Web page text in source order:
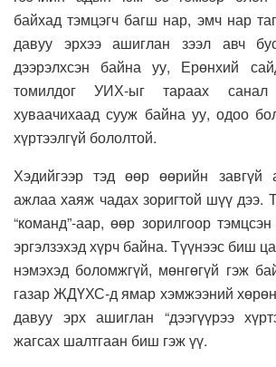
байхад тэмцэгч багш нар, эмч нар
давуу эрхээ ашиглан зээл авч
дээрэлхсэн байна уу, Ерөнхий
томилдог УИХ-ыг тараах
хуваачихаад сууж байна уу, одоо
хүртээлгүй бололтой.
Хэдийгээр тэд өөр өөрийн завгүй
ажлаа хаяж чадах зоригтой шүү дээ.
“команд”-аар, өөр зорилгоор
эргэлзэхэд хүрч байна. Түүнээс биш
нэмэхэд боломжгүй, мөнгөгүй гэж
газар ЖДҮХС-д ямар хэмжээний
давуу эрх ашиглан “дээгүүрээ
жагсах шалтгаан биш гэж үү.